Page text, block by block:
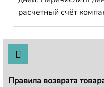
расчетный счёт
Правила возврата